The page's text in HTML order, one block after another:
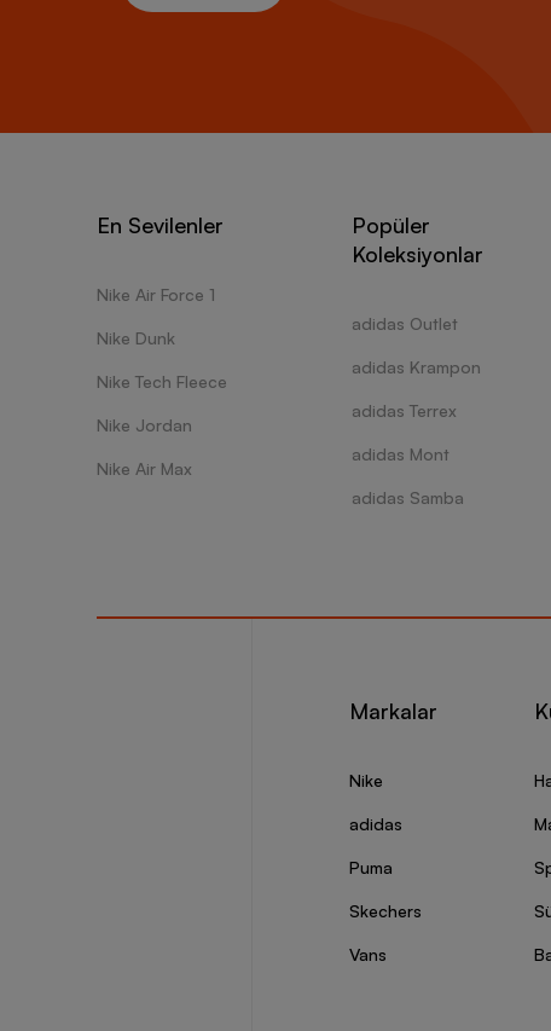
En Sevilenler
Nike Air Force 1
Nike Dunk
Nike Tech Fleece
Nike Jordan
Nike Air Max
Popüler
Koleksiyonlar
adidas Outlet
adidas Krampon
adidas Terrex
adidas Mont
adidas Samba
Markalar
Nike
adidas
Puma
Skechers
Vans